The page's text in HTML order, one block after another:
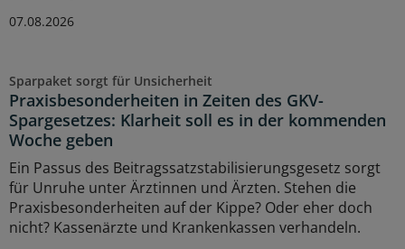
07.08.2026
Sparpaket sorgt für Unsicherheit
Praxisbesonderheiten in Zeiten des GKV-
Spargesetzes: Klarheit soll es in der kommenden
Woche geben
Ein Passus des Beitragssatzstabilisierungsgesetz sorgt
für Unruhe unter Ärztinnen und Ärzten. Stehen die
Praxisbesonderheiten auf der Kippe? Oder eher doch
nicht? Kassenärzte und Krankenkassen verhandeln.